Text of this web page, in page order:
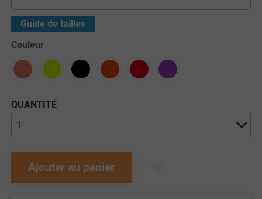
Guide de tailles
Couleur
QUANTITÉ
Ajouter au panier